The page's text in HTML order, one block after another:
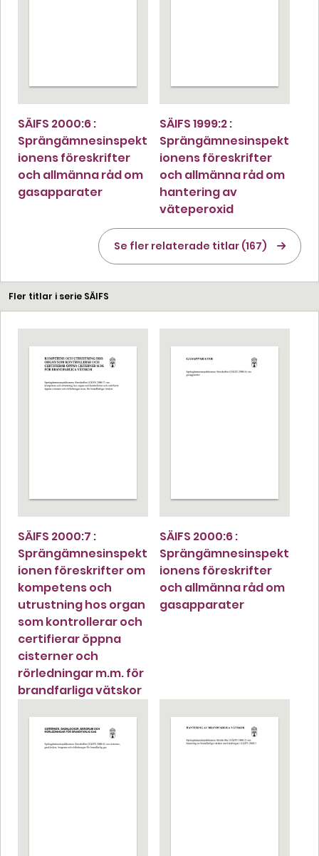
SÄIFS 2000:6 :
Sprängämnesinspekt
ionens föreskrifter
och allmänna råd om
gasapparater
SÄIFS 1999:2 :
Sprängämnesinspekt
ionens föreskrifter
och allmänna råd om
hantering av
väteperoxid
Se fler relaterade titlar (167)
Fler titlar i serie SÄIFS
SÄIFS 2000:7 :
Sprängämnesinspekt
ionen föreskrifter om
kompetens och
utrustning hos organ
som kontrollerar och
certifierar öppna
cisterner och
rörledningar m.m. för
brandfarliga vätskor
SÄIFS 2000:6 :
Sprängämnesinspekt
ionens föreskrifter
och allmänna råd om
gasapparater